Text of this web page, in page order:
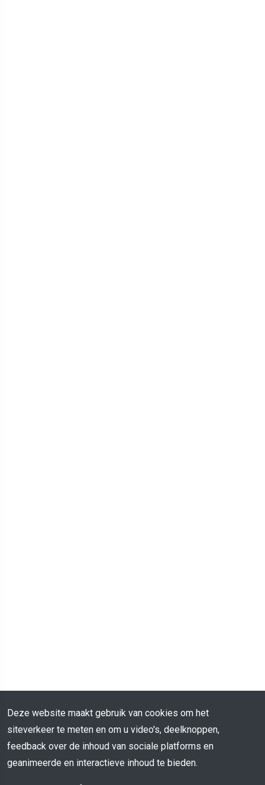
Deze website maakt gebruik van cookies om het
siteverkeer te meten en om u video's, deelknoppen,
feedback over de inhoud van sociale platforms en
geanimeerde en interactieve inhoud te bieden.